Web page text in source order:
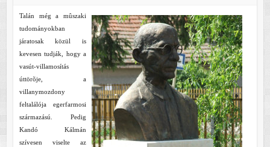
Talán még a mûszaki
tudományokban
járatosak közül is
kevesen tudják, hogy a
vasút-villamosítás
úttörõje, a
villanymozdony
feltalálója egerfarmosi
származású. Pedig
Kandó Kálmán
szívesen viselte az